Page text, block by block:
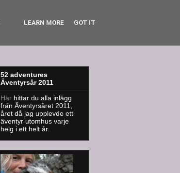
52 adventures
Äventyrsår 2011
Här hittar du alla inlägg
från Äventyrsåret 2011,
året då jag upplevde ett
äventyr utomhus varje
helg i ett helt år.
LEARN MORE GOT IT